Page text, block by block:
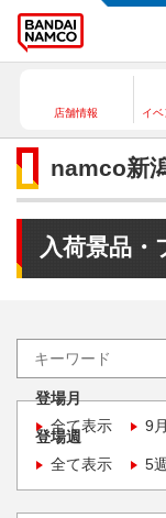
店舗情報 イ
namco新
入荷景品・
登場月
全て表示
9月
登場週
全て表示
5週